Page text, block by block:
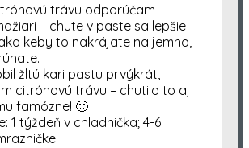
trávu odporúčam
– chute v paste sa lepšie
keby to nakrájate na jemno,
žltú kari pastu prvýkrát,
citrónovú trávu – chutilo to aj
famózne! 🙂
1 týždeň v chladnička; 4-6